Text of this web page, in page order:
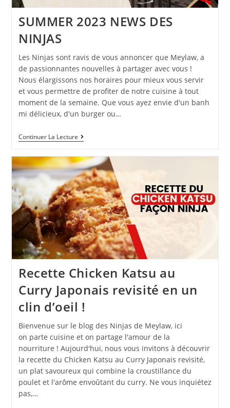
SUMMER 2023 NEWS DES
NINJAS
Les Ninjas sont ravis de vous annoncer que Meylaw, a
de passionnantes nouvelles à partager avec vous !
Nous élargissons nos horaires pour mieux vous servir
et vous permettre de profiter de notre cuisine à tout
moment de la semaine. Que vous ayez envie d'un banh
mi délicieux, d'un burger ou…
Continuer La Lecture
Recette Chicken Katsu au
Curry Japonais revisité en un
clin d’oeil !
Bienvenue sur le blog des Ninjas de Meylaw, ici
on parte cuisine et on partage l'amour de la
nourriture ! Aujourd'hui, nous vous invitons à découvrir
la recette du Chicken Katsu au Curry Japonais revisité,
un plat savoureux qui combine la croustillance du
poulet et l'arôme envoûtant du curry. Ne vous inquiétez
pas,…